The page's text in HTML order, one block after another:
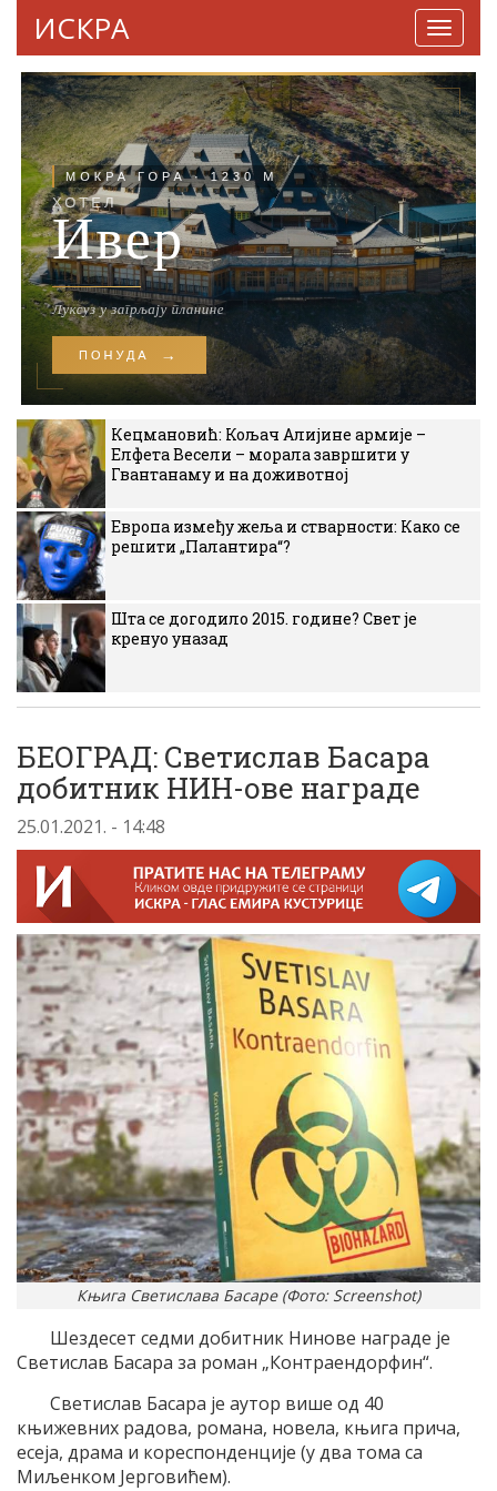
ИСКРА
Кецмановић: Кољач Алијине армије –
Елфета Весели – морала завршити у
Гвантанаму и на доживотној
Европа између жеља и стварности: Како се
решити „Палантира“?
Шта се догодило 2015. године? Свет је
кренуо уназад
БЕОГРАД: Светислав Басара
добитник НИН-ове награде
25.01.2021. - 14:48
Књига Светислава Басаре (Фото: Screenshot)
Шездесет седми добитник Нинове награде је
Светислав Басара за роман „Контраендорфин“.
Светислав Басара је аутор више од 40
књижевних радова, романа, новела, књига прича,
есеја, драма и кореспонденције (у два тома са
Миљенком Јерговићем).